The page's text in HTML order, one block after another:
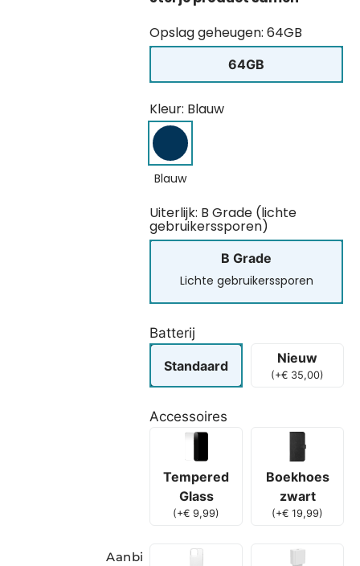
Aanbi
Opslag geheugen: 64GB
64GB
Kleur: Blauw
Blauw
Uiterlijk: B Grade (lichte
gebruikerssporen)
B Grade
Lichte gebruikerssporen
Batterij
Standaard Nieuw
(+€ 35,00)
Accessoires
Tempered
Glass
(+€ 9,99)
Boekhoes
zwart
(+€ 19,99)